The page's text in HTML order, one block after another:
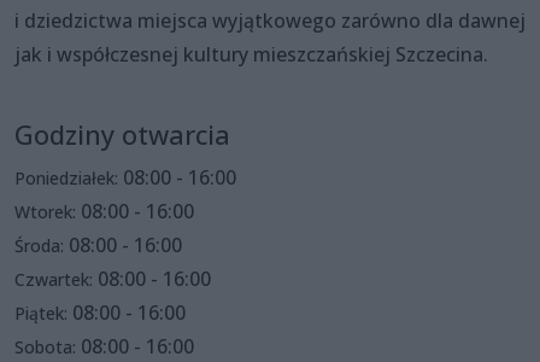
i dziedzictwa miejsca wyjątkowego zarówno dla dawnej
jak i współczesnej kultury mieszczańskiej Szczecina.
Godziny otwarcia
Poniedziałek: 08:00 - 16:00
Wtorek: 08:00 - 16:00
Środa: 08:00 - 16:00
Czwartek: 08:00 - 16:00
Piątek: 08:00 - 16:00
Sobota: 08:00 - 16:00